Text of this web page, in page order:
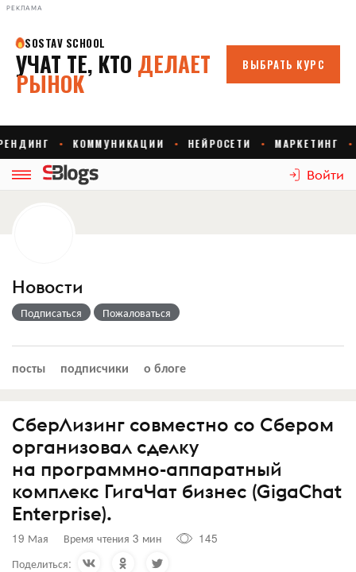
РЕКЛАМА
Войти
Новости
Подписаться Пожаловаться
посты подписчики о блоге
СберЛизинг совместно со Сбером
организовал сделку
на программно-аппаратный
комплекс ГигаЧат бизнес (GigaChat
Enterprise).
19 Мая Время чтения 3 мин
145
Поделиться: